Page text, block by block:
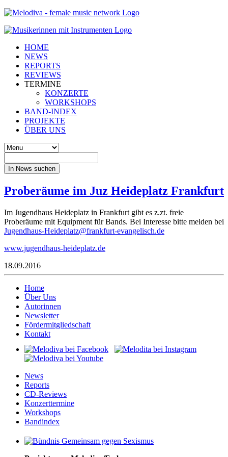
HOME
NEWS
REPORTS
REVIEWS
TERMINE
KONZERTE
WORKSHOPS
BAND-INDEX
PROJEKTE
ÜBER UNS
In News suchen
Proberäume im Juz Heideplatz Frankfurt
Im Jugendhaus Heideplatz in Frankfurt gibt es z.zt. freie
Proberäume mit Equipment für Bands. Bei Interesse bitte melden bei
ed.hc
sileg
nave-
trufk
narf@
ztalp
edieH
-suah
dnegu
J
www.jugendhaus-heideplatz.de
18.09.2016
Home
Über Uns
Autorinnen
Newsletter
Fördermitgliedschaft
Kontakt
News
Reports
CD-Reviews
Konzerttermine
Workshops
Bandindex